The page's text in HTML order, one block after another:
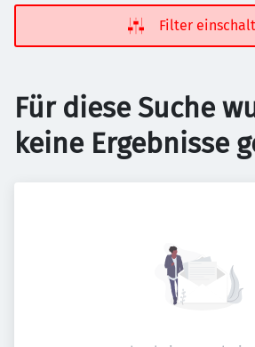
Filter
Für diese Suche
keine Ergebnisse